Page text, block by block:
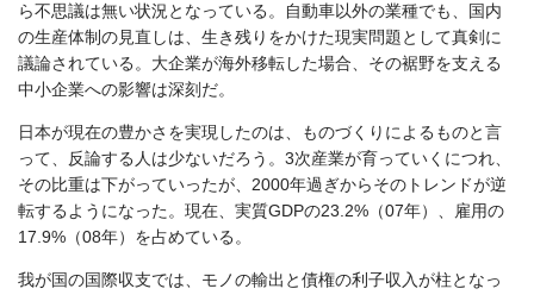
ら不思議は無い状況となっている。自動車以外の業種でも、国内
の生産体制の見直しは、生き残りをかけた現実問題として真剣に
議論されている。大企業が海外移転した場合、その裾野を支える
中小企業への影響は深刻だ。
日本が現在の豊かさを実現したのは、ものづくりによるものと言
って、反論する人は少ないだろう。3次産業が育っていくにつれ、
その比重は下がっていったが、2000年過ぎからそのトレンドが逆
転するようになった。現在、実質GDPの23.2%（07年）、雇用の
17.9%（08年）を占めている。
我が国の国際収支では、モノの輸出と債権の利子収入が柱となっ